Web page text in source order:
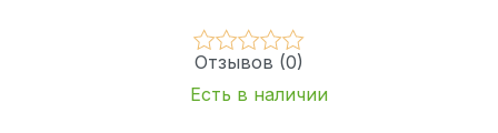
Отзывов (0)
Есть в наличии